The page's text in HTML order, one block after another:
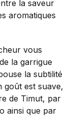
la saveur
aromatiques
vous
la garrigue
la subtilité
goût est suave,
de Timut, par
ainsi que par